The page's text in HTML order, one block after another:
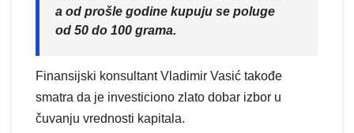
a od prošle godine kupuju se poluge
od 50 do 100 grama.
Finansijski konsultant Vladimir Vasić takođe
smatra da je investiciono zlato dobar izbor u
čuvanju vrednosti kapitala.